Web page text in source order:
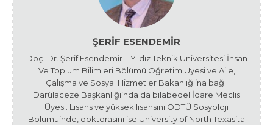
ŞERIF ESENDEMIR
Doç. Dr. Şerif Esendemir – Yıldız Teknik Üniversitesi İnsan
Ve Toplum Bilimleri Bölümü Öğretim Üyesi ve Aile,
Çalışma ve Sosyal Hizmetler Bakanlığı’na bağlı
Darülaceze Başkanlığı’nda da bilabedel İdare Meclis
Üyesi. Lisans ve yüksek lisansını ODTÜ Sosyoloji
Bölümü’nde, doktorasını ise University of North Texas’ta